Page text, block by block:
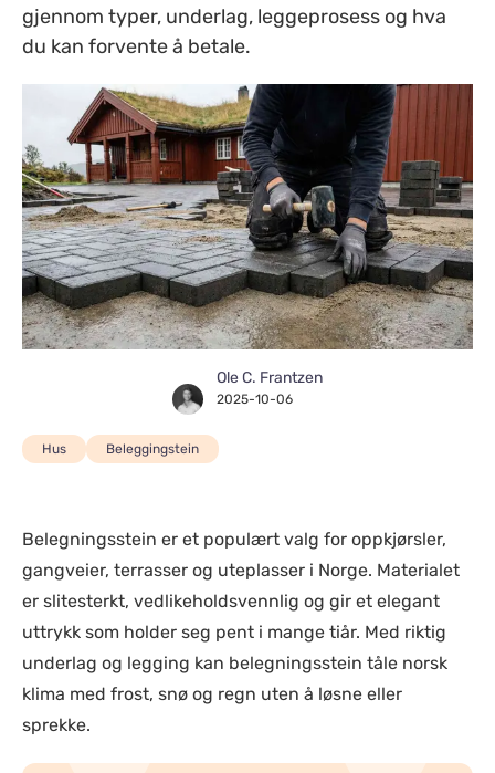
gjennom typer, underlag, leggeprosess og hva
du kan forvente å betale.
Ole C. Frantzen
2025-10-06
Hus Beleggingstein
Belegningsstein er et populært valg for oppkjørsler,
gangveier, terrasser og uteplasser i Norge. Materialet
er slitesterkt, vedlikeholdsvennlig og gir et elegant
uttrykk som holder seg pent i mange tiår. Med riktig
underlag og legging kan belegningsstein tåle norsk
klima med frost, snø og regn uten å løsne eller
sprekke.